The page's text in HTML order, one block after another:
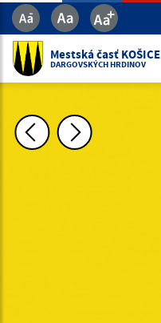
Mestská časť KOŠICE
DARGOVSKÝCH HRDINOV